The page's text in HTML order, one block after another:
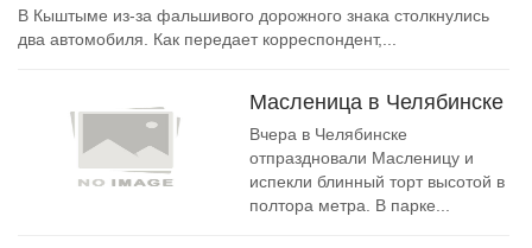
В Кыштыме из-за фальшивого дорожного знака столкнулись
два автомобиля. Как передает корреспондент,...
Масленица в Челябинске
Вчера в Челябинске
отпраздновали Масленицу и
испекли блинный торт высотой в
полтора метра. В парке...